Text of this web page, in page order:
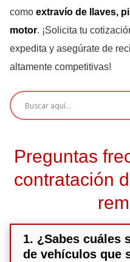
como extravío de llaves,
motor. ¡Solicita tu
expedita y asegúrate de
altamente competitivas!
Preguntas
contratación
1. ¿Sabes cuáles
de vehículos que